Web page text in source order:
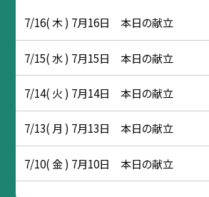
7/16( 木 ) 7月16日 本日の献立
7/15( 水 ) 7月15日 本日の献立
7/14( 火 ) 7月14日 本日の献立
7/13( 月 ) 7月13日 本日の献立
7/10( 金 ) 7月10日 本日の献立